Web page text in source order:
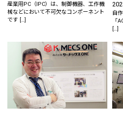
産業用PC（IPC）は、制御機器、工作機
械などにおいて不可欠なコンポーネント
です […]
自
「
[…]